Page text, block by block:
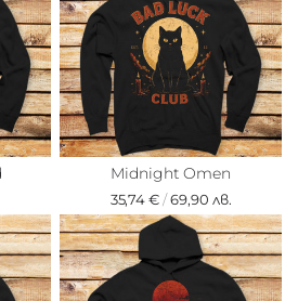
Midnight Omen
35,74 €/69,90 лв.